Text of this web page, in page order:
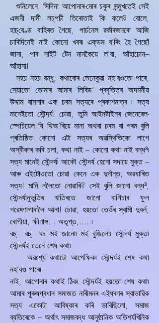
শুনিলেনে, সিদিনা আপোনাৰ-মোৰ চকুৰ সন্মুখতেই সেই
এজনী দামী লচ্‌পচী তিৰোতাই কি কলে? বোলে,
হাচ্‌বেণ্ড বাহিৰত গৈছে, পাৰ্চনেল ৱৰ্কাৰজনৰো আজি
চাৰিদিনেই নাই কোনো খবৰ৷ এক্‌ডম ব’ৰিং হৈ গৈছোঁ
জানা, পাৰ নাইট টেন মানকৈয়ে ল’বা, আঁহাচোন–
আঁহানা!
নহয় নহয় বন্ধু, কথাবোৰ তেনেকুৱা নহ’বওতো পাৰে,
সেয়াতো তোমাৰ আমাৰ লিবিড’ প্ৰবৃত্তিৰ অদমনীয়
উদ্দাম বাসনাৰ এক চৰম সত্যৰে প্ৰকাশমাত্ৰ ৷ সত্য
মানেইতো সৌন্দৰ্য! চোৱা, তুমি আইনষ্টাইনৰ জেনেৰেল-
স্পেচিয়েল যি থিঅ’ৰিয়ে মানা অথবা চৰম বা পৰম বুলি
প্ৰতিষ্ঠিত কোনো এটা সত্যৰ অৱস্থিতিকো লাগে
অস্বীকাৰ কৰি চলা, কথা নাই – কোনো কথা নাই বন্ধ³৷
সত্য মানেই সৌন্দৰ্য৷ আকৌ সৌন্দৰ্য হেনো সদায়ে মুক্ত –
আৰু এইটোওতো চোৱা কেনে এক দুৰ্দান্ত, অৱধাৰিত
সত্য! মানি নলৈতো নোৱাৰি? সেই বুলি জানো বন্ধ³,
সৌন্দৰ্যানুভুতিৰ খাতিৰতে জানো বাগিচাৰ ফুল
গৱেষণাগাৰালৈ আনা! চোৱা, হয়তো তেওঁৰ স্বামী দুবৰ্ল,
ৰোগীয়া, ক্ষীণাঙ্গ... অতৃপ্ত,.....৷
বচ্‌ বচ্‌ বচ মই জানো৷ মই বুজিলো৷ সৌন্দৰ্য মুক্ত৷
সৌন্দৰ্যই তেনে শেষ কথা৷
অৱশ্যে কথাটো আপেক্ষিক৷ সৌন্দৰ্যই শেষ কথা
নহ’বও পাৰে৷
নাই, আপোনাৰ কথাই ঠিক৷ সৌন্দৰ্যই হয়তো শেষ কথা৷
আমাৰ পুৰুষপ্ৰধান সমাজত নাৰীমনৰ এইধৰণৰ স্বাভাৱিক
সত্য একোটা আবিষ্কাৰ কৰি ভাবিছিলো, সমাজ
ব্যতিৰেকে – অৰ্থাৎ সমাজবদ্ধ আনুষ্ঠানিক অতিশৰ্যখিনিক